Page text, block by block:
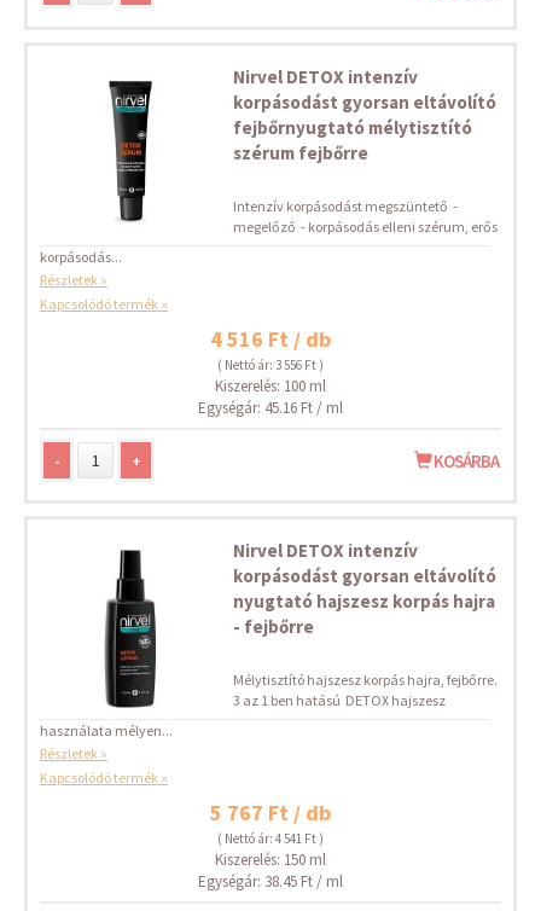
Nirvel DETOX intenzív
korpásodást gyorsan eltávolító
fejbőrnyugtató mélytisztító
szérum fejbőrre
Intenzív korpásodást megszüntető -
megelőző - korpásodás elleni szérum, erős
korpásodás...
Részletek »
Kapcsolódó termék »
4 516 Ft / db
( Nettó ár: 3 556 Ft )
Kiszerelés: 100 ml
Egységár: 45.16 Ft / ml
- + KOSÁRBA
Nirvel DETOX intenzív
korpásodást gyorsan eltávolító
nyugtató hajszesz korpás hajra
- fejbőrre
Mélytisztító hajszesz korpás hajra, fejbőrre.
3 az 1 ben hatású DETOX hajszesz
használata mélyen...
Részletek »
Kapcsolódó termék »
5 767 Ft / db
( Nettó ár: 4 541 Ft )
Kiszerelés: 150 ml
Egységár: 38.45 Ft / ml